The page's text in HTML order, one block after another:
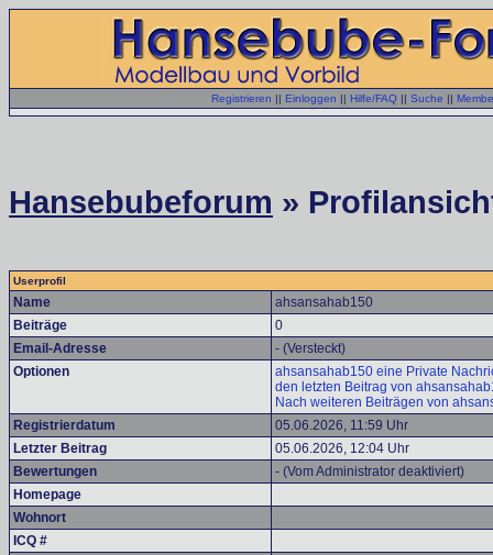
Registrieren || Einloggen || Hilfe/FAQ || Suche ||
Hansebubeforum »
Userprofil
Name
ahsansahab150
Beiträge
0
Email-Adresse
- (Versteckt)
Optionen
ahsansahab150 eine Private
den letzten Beitrag von
Nach weiteren Beiträgen von
Registrierdatum
05.06.2026, 11:59 Uhr
Letzter Beitrag
05.06.2026, 12:04 Uhr
Bewertungen
- (Vom Administrator deaktiviert)
Homepage
Wohnort
ICQ #